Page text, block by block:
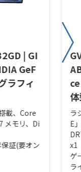
| GI
GeF
ラフィ
載、Core
メモリ、Di
証(要オン
ラ
E
x1
ゲ
ラ